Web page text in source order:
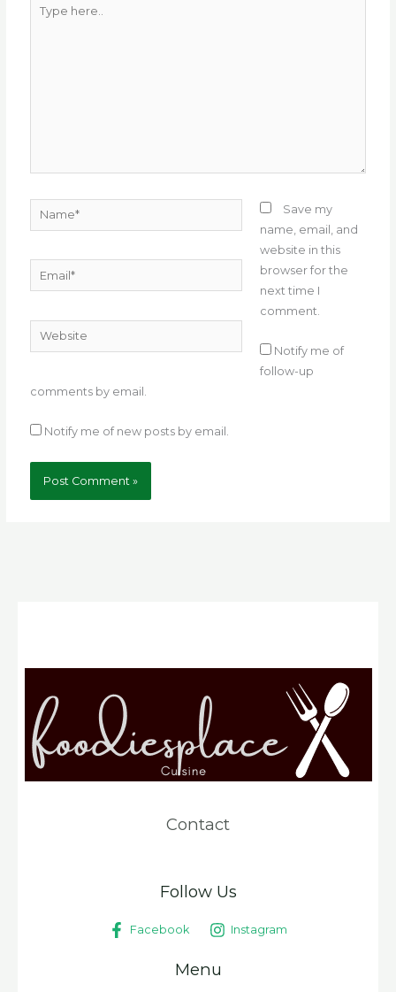
here..
Name*
Email*
Website
Save my
name, email, and
website in this
browser for the
next time I
comment.
Notify me of
follow-up
comments by email.
Notify me of new posts by email.
Contact
Follow Us
Facebook Instagram
Menu